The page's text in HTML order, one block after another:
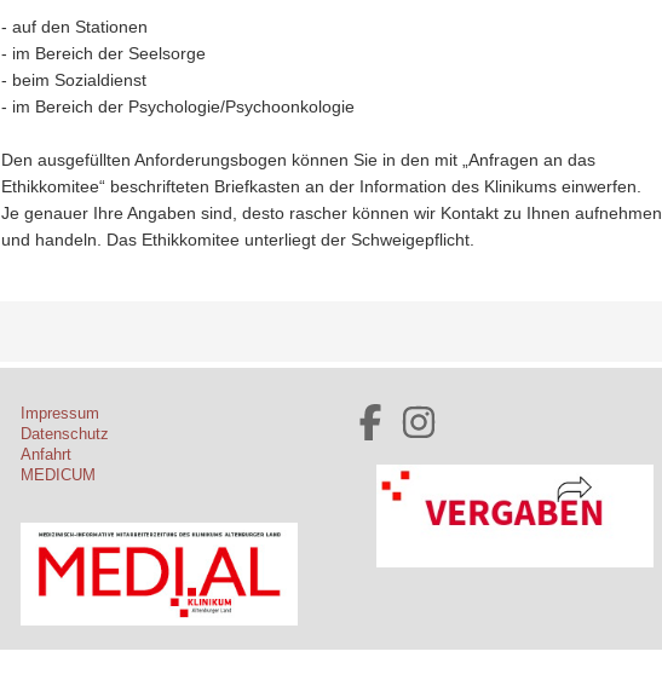
- auf den Stationen
- im Bereich der Seelsorge
- beim Sozialdienst
- im Bereich der Psychologie/Psychoonkologie
Den ausgefüllten Anforderungsbogen können Sie in den mit „Anfragen an das
Ethikkomitee“ beschrifteten Briefkasten an der Information des Klinikums einwerfen.
Je genauer Ihre Angaben sind, desto rascher können wir Kontakt zu Ihnen aufnehmen
und handeln. Das Ethikkomitee unterliegt der Schweigepflicht.
Impressum
Datenschutz
Anfahrt
MEDICUM